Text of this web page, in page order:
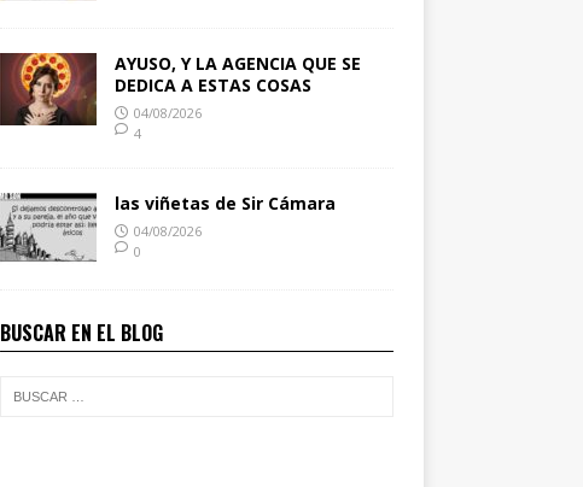
AYUSO, Y LA AGENCIA QUE SE
DEDICA A ESTAS COSAS
04/08/2026
4
las viñetas de Sir Cámara
04/08/2026
0
BUSCAR EN EL BLOG